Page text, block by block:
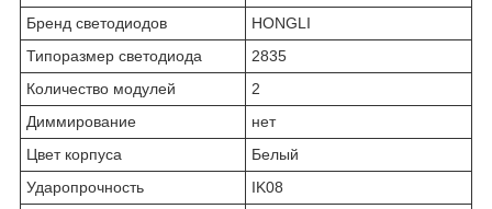
Бренд светодиодов
HONGLI
Типоразмер светодиода
2835
Количество модулей
2
Диммирование
нет
Цвет корпуса
Белый
Ударопрочность
IK08